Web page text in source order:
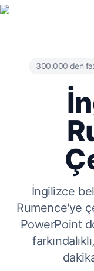
300.000'den
İngilizce
Rumence'ye
PowerPoint